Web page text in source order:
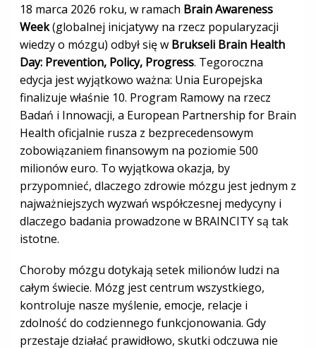
18 marca 2026 roku, w ramach Brain Awareness
Week(globalnej inicjatywy na rzecz popularyzacji
wiedzy o mózgu) odbył się w Brukseli Brain Health
Day: Prevention, Policy, Progress. Tegoroczna
edycja jest wyjątkowo ważna: Unia Europejska
finalizuje właśnie 10. Program Ramowy na rzecz
Badań i Innowacji, a European Partnership for Brain
Health oficjalnie rusza z bezprecedensowym
zobowiązaniem finansowym na poziomie 500
milionów euro. To wyjątkowa okazja, by
przypomnieć, dlaczego zdrowie mózgu jest jednym z
najważniejszych wyzwań współczesnej medycyny i
dlaczego badania prowadzone w BRAINCITY są tak
istotne.
Choroby mózgu dotykają setek milionów ludzi na
całym świecie. Mózg jest centrum wszystkiego,
kontroluje nasze myślenie, emocje, relacje i
zdolność do codziennego funkcjonowania. Gdy
przestaje działać prawidłowo, skutki odczuwa nie